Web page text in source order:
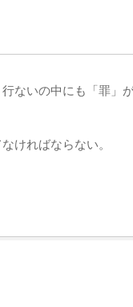
ないの中にも「罪」
ければならない。